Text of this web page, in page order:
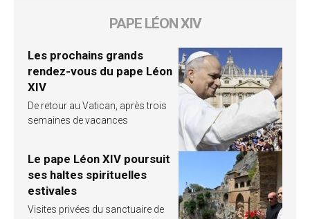
PAPE LÉON XIV
Les prochains grands
rendez-vous du pape Léon
XIV
De retour au Vatican, après trois
semaines de vacances
Le pape Léon XIV poursuit
ses haltes spirituelles
estivales
Visites privées du sanctuaire de